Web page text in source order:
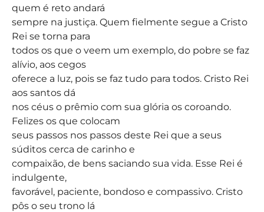
quem é reto andará
sempre na justiça. Quem fielmente segue a Cristo
Rei se torna para
todos os que o veem um exemplo, do pobre se faz
alívio, aos cegos
oferece a luz, pois se faz tudo para todos. Cristo Rei
aos santos dá
nos céus o prêmio com sua glória os coroando.
Felizes os que colocam
seus passos nos passos deste Rei que a seus
súditos cerca de carinho e
compaixão, de bens saciando sua vida. Esse Rei é
indulgente,
favorável, paciente, bondoso e compassivo. Cristo
pôs o seu trono lá